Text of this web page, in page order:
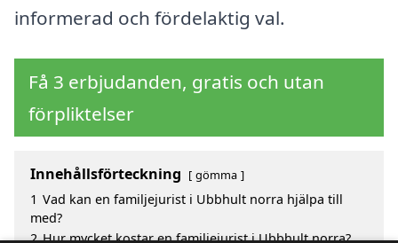
informerad och fördelaktig val.
Få 3 erbjudanden, gratis och utan
förpliktelser
Innehållsförteckning gömma
1 Vad kan en familjejurist i Ubbhult norra hjälpa till
med?
2 Hur mycket kostar en familjejurist i Ubbhult norra?